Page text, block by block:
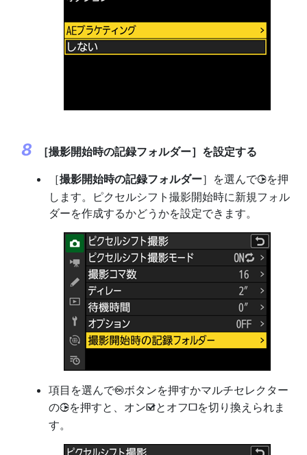
［撮影開始時の記録フォルダー］を設定する
［撮影開始時の記録フォルダー］を選んで2を押
します。ピクセルシフト撮影開始時に新規フォル
ダーを作成するかどうかを設定できます。
項目を選んでJボタンを押すかマルチセレクター
の2を押すと、オンMとオフUを切り換えられま
す。